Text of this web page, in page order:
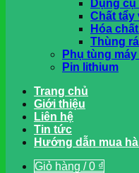
Dụng
Chất tẩy
Hóa
Thùng
Phụ tùng
Pin lithium
Trang chủ
Giới thiệu
Liên hệ
Tin tức
Hướng dẫn mua
Giỏ hàng /0 ₫